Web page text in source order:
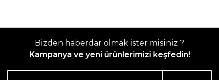
Bizden haberdar olmak ister misiniz ?
Kampanya ve yeni ürünlerimizi keşfedin!